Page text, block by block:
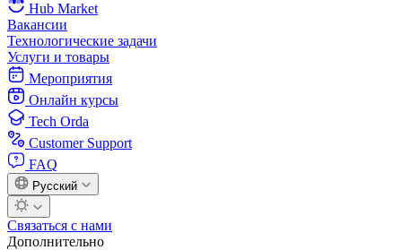
Hub Market
Вакансии
Технологические задачи
Услуги и товары
Мероприятия
Онлайн курсы
Tech Orda
Customer Support
FAQ
Русский
Связаться с нами
Дополнительно